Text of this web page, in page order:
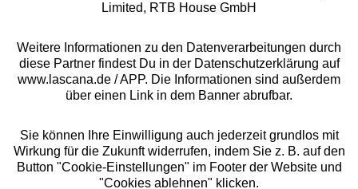
Limited, RTB House GmbH
Weitere Informationen zu den Datenverarbeitungen durch
diese Partner findest Du in der Datenschutzerklärung auf
www.lascana.de / APP. Die Informationen sind außerdem
über einen Link in dem Banner abrufbar.
Sie können Ihre Einwilligung auch jederzeit grundlos mit
Wirkung für die Zukunft widerrufen, indem Sie z. B. auf den
Button "Cookie-Einstellungen" im Footer der Website und
"Cookies ablehnen" klicken.